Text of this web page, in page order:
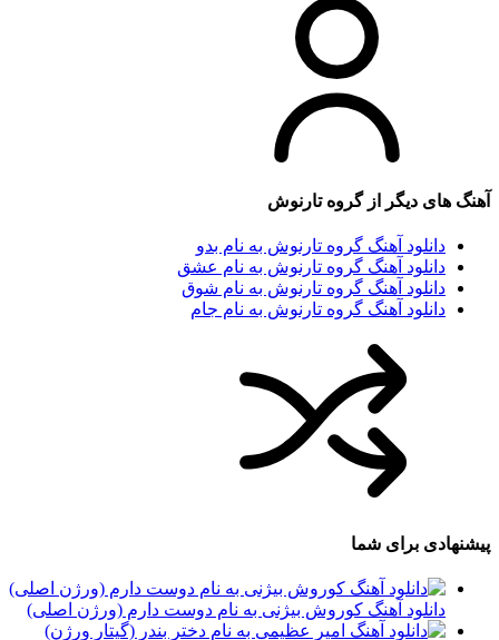
آهنگ های دیگر ازگروه تارنوش
دانلود آهنگ گروه تارنوش به نام بدو
دانلود آهنگ گروه تارنوش به نام عشق
دانلود آهنگ گروه تارنوش به نام شوق
دانلود آهنگ گروه تارنوش به نام جام
پیشنهادی برای شما
دانلود آهنگ کوروش بیژنی به نام دوست دارم (ورژن اصلی)